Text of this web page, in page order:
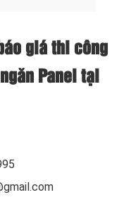
giá thi công
Panel tại